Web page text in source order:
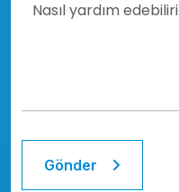
Gönder